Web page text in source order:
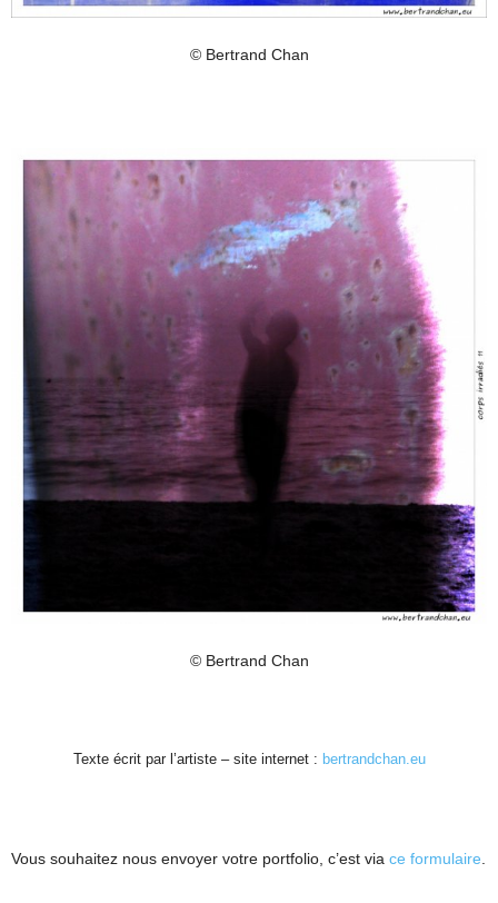
© Bertrand Chan
© Bertrand Chan
Texte écrit par l’artiste – site internet : bertrandchan.eu
Vous souhaitez nous envoyer votre portfolio, c’est via ce formulaire